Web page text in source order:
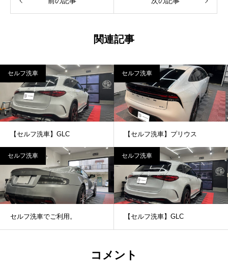
関連記事
セルフ洗車
【セルフ洗車】GLC
セルフ洗車
【セルフ洗車】プリウス
セルフ洗車
セルフ洗車でご利用。
セルフ洗車
【セルフ洗車】GLC
コメント